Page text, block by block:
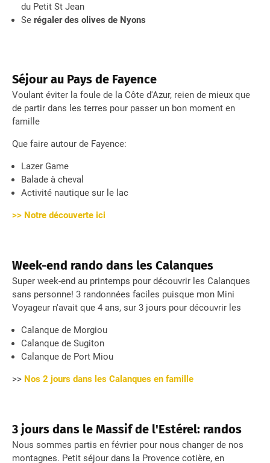
du Petit St Jean
Se régaler des olives de Nyons
Séjour au Pays de Fayence
Voulant éviter la foule de la Côte d'Azur, reien de mieux que
de partir dans les terres pour passer un bon moment en
famille
Que faire autour de Fayence:
Lazer Game
Balade à cheval
Activité nautique sur le lac
>> Notre découverte ici
Week-end rando dans les Calanques
Super week-end au printemps pour découvrir les Calanques
sans personne! 3 randonnées faciles puisque mon Mini
Voyageur n'avait que 4 ans, sur 3 jours pour découvrir les
Calanque de Morgiou
Calanque de Sugiton
Calanque de Port Miou
>> Nos 2 jours dans les Calanques en famille
3 jours dans le Massif de l'Estérel: randos
Nous sommes partis en février pour nous changer de nos
montagnes. Petit séjour dans la Provence cotière, en